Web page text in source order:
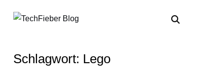
Schlagwort: Lego